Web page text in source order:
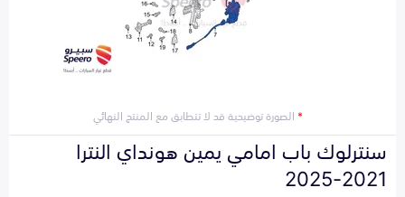
*الصورة توضيحية قد لا تتطابق مع المنتج النهائي
سنترلوك باب امامي يمين هونداي النترا
2021-2025